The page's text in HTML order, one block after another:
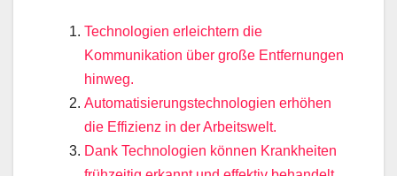
Technologien erleichtern die
Kommunikation über große Entfernungen
hinweg.
Automatisierungstechnologien erhöhen
die Effizienz in der Arbeitswelt.
Dank Technologien können Krankheiten